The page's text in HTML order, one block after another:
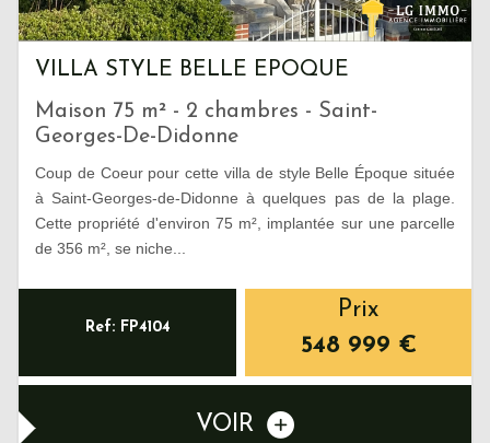
VILLA STYLE BELLE EPOQUE
Maison 75 m² - 2 chambres - Saint-
Georges-De-Didonne
Coup de Coeur pour cette villa de style Belle Époque située
à Saint-Georges-de-Didonne à quelques pas de la plage.
Cette propriété d'environ 75 m², implantée sur une parcelle
de 356 m², se niche...
Ref: FP4104
Prix
548 999 €
VOIR